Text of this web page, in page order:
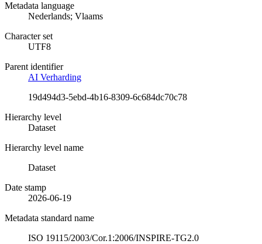
Metadata language
Nederlands; Vlaams
Character set
UTF8
Parent identifier
AI Verharding
19d494d3-5ebd-4b16-8309-6c684dc70c78
Hierarchy level
Dataset
Hierarchy level name
Dataset
Date stamp
2026-06-19
Metadata standard name
ISO 19115/2003/Cor.1:2006/INSPIRE-TG2.0